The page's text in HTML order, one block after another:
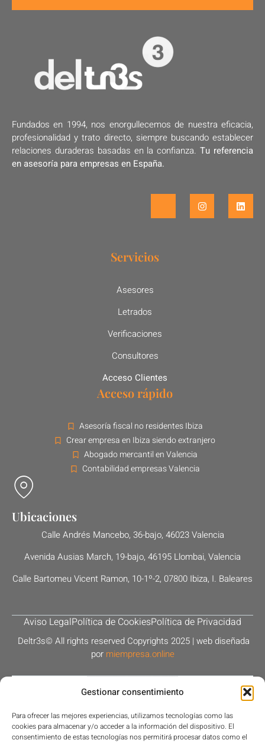
Gestionar consentimiento
Para ofrecer las mejores experiencias, utilizamos tecnologías como las
cookies para almacenar y/o acceder a la información del dispositivo. El
consentimiento de estas tecnologías nos permitirá procesar datos como el
Fundados en 1994, nos enorgullecemos de nuestra eficacia,
profesionalidad y trato directo, siempre buscando establecer
relaciones duraderas basadas en la confianza.Tu referencia
en asesoría para empresas en España.
Servicios
Asesores
Letrados
Verificaciones
Consultores
Acceso Clientes
Acceso rápido
Asesoría fiscal no residentes Ibiza
Crear empresa en Ibiza siendo extranjero
Abogado mercantil en Valencia
Contabilidad empresas Valencia
Ubicaciones
Calle Andrés Mancebo, 36-bajo, 46023 Valencia
Avenida Ausias March, 19-bajo, 46195 Llombai, Valencia
Calle Bartomeu Vicent Ramon, 10-1º-2, 07800 Ibiza, I. Baleares
Aviso LegalPolítica de CookiesPolítica de Privacidad
Deltr3s© All rights reserved Copyrights 2025 | web diseñada
por miempresa.online
PROYECTO WEB FINANCIADO POR LA UNIÓN EUROPEA –